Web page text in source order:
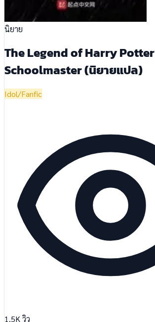
นิยาย
The Legend of Harry Potter
Schoolmaster (นิยายแปล)
Idol/Fanfic
1.5K วิว